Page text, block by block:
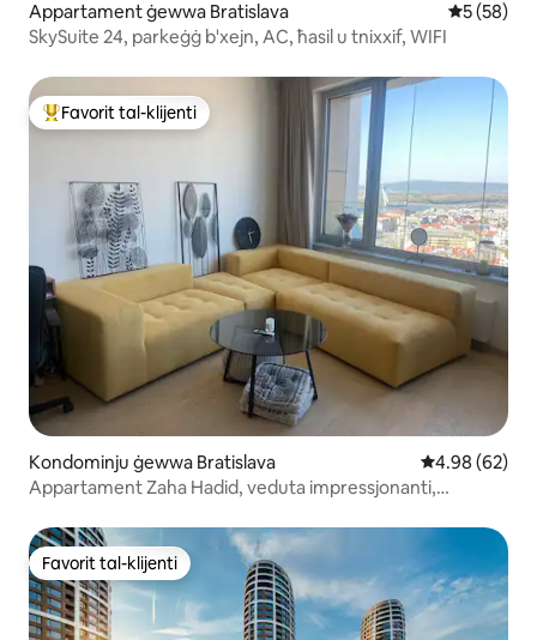
Appartament ġewwa Bratislava Rating
5 (58)
SkySuite 24, parkeġġ b'xejn, AC, ħasil u tnixxif, WIFI
Wieħed mill-aqwa favoriti tal-klijenti
Favorit tal-klijenti
Kondominju ġewwa Bratislava Rating medju
4.98 (62)
Appartament Zaha Hadid, veduta impressjonanti,
Favorit tal-klijenti
Favorit tal-klijenti